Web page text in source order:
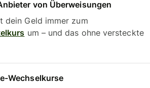
von Überweisungen
dein Geld immer zum
um – und das ohne versteckte
Wechselkurse